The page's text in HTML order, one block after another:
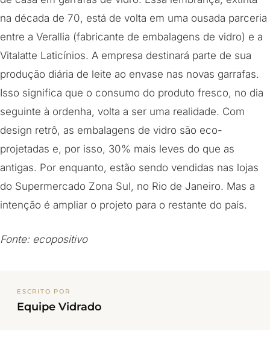
na década de 70, está de volta em uma ousada parceria
entre a Verallia (fabricante de embalagens de vidro) e a
Vitalatte Laticínios. A empresa destinará parte de sua
produção diária de leite ao envase nas novas garrafas.
Isso significa que o consumo do produto fresco, no dia
seguinte à ordenha, volta a ser uma realidade. Com
design retrô, as embalagens de vidro são eco-
projetadas e, por isso, 30% mais leves do que as
antigas. Por enquanto, estão sendo vendidas nas lojas
do Supermercado Zona Sul, no Rio de Janeiro. Mas a
intenção é ampliar o projeto para o restante do país.
Fonte: ecopositivo
ESCRITO POR
Equipe Vidrado